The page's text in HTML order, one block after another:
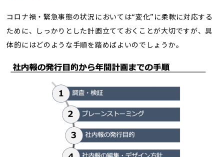
コロナ禍・緊急事態の状況においては“変化”に柔軟に対応する
ために、しっかりとした計画立てておくことが大切ですが、具
体的にはどのような手順を踏めばよいのでしょうか。